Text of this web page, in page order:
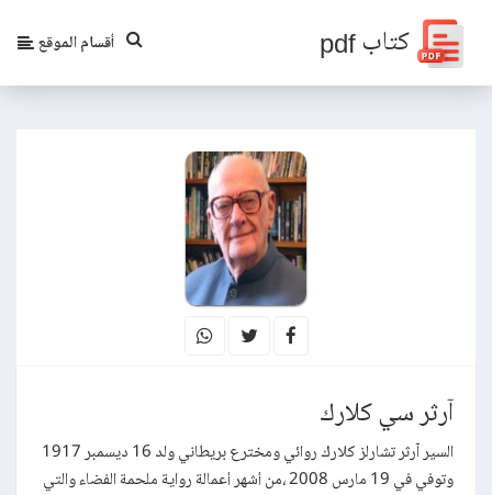
كتاب pdf أقسام الموقع
آرثر سي كلارك
السير آرثر تشارلز كلارك روائي ومخترع بريطاني ولد 16 ديسمبر 1917
وتوفي في 19 مارس 2008 ،من أشهر أعمالة رواية ملحمة الفضاء والتي